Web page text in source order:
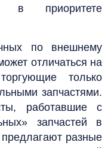
в приоритете
по внешнему
отличаться на
только
запчастями.
работавшие с
запчастей в
предлагают разные